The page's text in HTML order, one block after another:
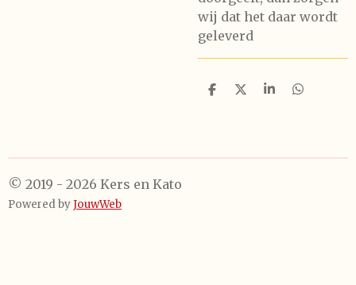
wij dat het daar wordt
geleverd
D
D
S
D
© 2019 - 2026 Kers en Kato
Powered byJouwWeb